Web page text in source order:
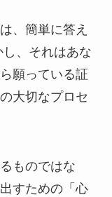
、簡単に答え
、それはあな
願っている証
大切なプロセ
ものではな
すための「心